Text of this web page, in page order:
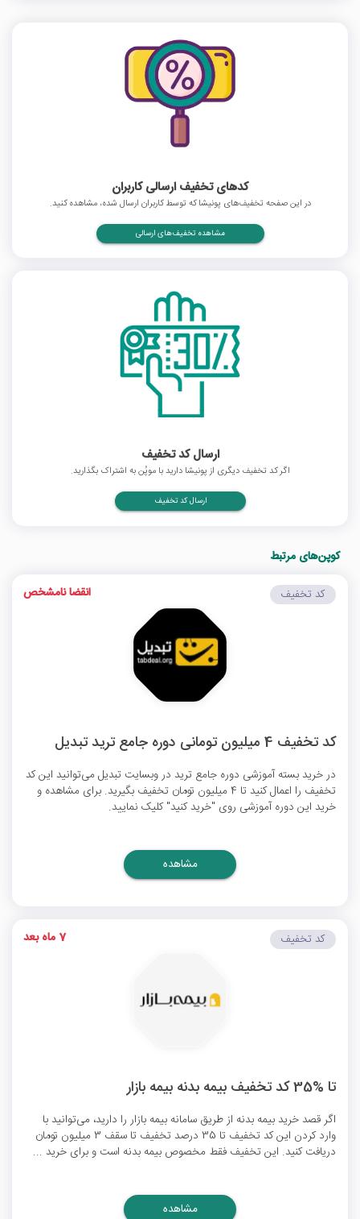
کدهای تخفیف ارسالی کاربران
در این صفحه تخفیف‌های پونیشا که توسط کاربران ارسال شده، مشاهده کنید.
مشاهده تخفیف‌های ارسالی
ارسال کد تخفیف
اگر کد تخفیف دیگری از پونیشا دارید با موپُن به اشتراک بگذارید.
ارسال کد تخفیف
کوپن‌های مرتبط
کد تخفیف 4 میلیون تومانی دوره جامع ترید تبدیل
در خرید بسته آموزشی دوره جامع ترید در وبسایت تبدیل می‌توانید این کد
تخفیف را اعمال کنید تا 4 میلیون تومان تخفیف بگیرید. برای مشاهده و
خرید این دوره آموزشی روی "خرید کنید" کلیک نمایید.
کد تخفیف انقضا نامشخص
مشاهده
تا %35 کد تخفیف بیمه بدنه بیمه بازار
اگر قصد خرید بیمه بدنه از طریق سامانه بیمه بازار را دارید، می‌توانید با
وارد کردن این کد تخفیف تا 35 درصد تخفیف تا سقف 3 میلیون تومان
دریافت کنید. این تخفیف فقط مخصوص بیمه بدنه است و برای خرید ...
کد تخفیف 7 ماه بعد
مشاهده